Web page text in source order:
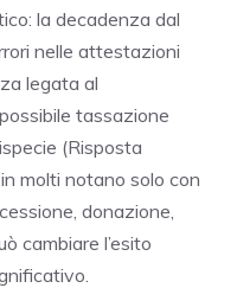
la decadenza dal
nelle attestazioni
legata al
tassazione
(Risposta
molti notano solo con
donazione,
cambiare l’esito